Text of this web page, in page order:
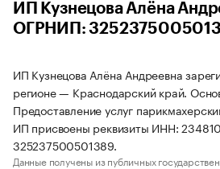
ИП Кузнецова Алёна
ОГРНИП:
ИП Кузнецова Алёна Андреевна
регионе — Краснодарский край.
Предоставление услуг
ИП присвоены реквизиты ИНН:
325237500501389.
Данные получены из публичных